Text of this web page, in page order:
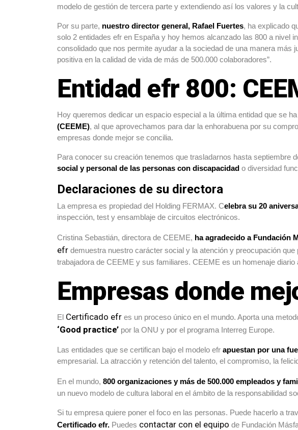
modelo de gestión de tercera parte y extendiendo así los valores y la
Por su parte, nuestro director general, Rafael Fuertes, ha explicado
solo 2 entidades efr en España y hoy hemos alcanzado las 800 a nivel
consolidado que nos permite ayudar a la sociedad de una manera
positiva en la calidad de vida de más de 500.000 colaboradores”.
Entidad efr 800:
Hoy queremos dedicar un espacio especial a la última entidad que se
(CEEME), al que aprovechamos para dar la enhorabuena por su
empresas donde mejor se concilia.
Para conocer su creación tenemos que trasladarnos hasta septiembre
social y personal de las personas con discapacidad o diversidad
Declaraciones de su directora
La empresa es propiedad del Holding FERMAX. Celebra su 20
inspección, test y ensamblaje de circuitos electrónicos.
Cristina Sebastián, directora de CEEME, ha agradecido a Fundación
efr demuestra nuestro carácter social y la atención y preocupación
trabajadora de CEEME y sus familiares. CEEME es un homenaje
Empresas donde
El Certificado efr es un proceso único en el mundo. Aporta una
‘Good practice’ por la ONU y por el programa Interreg Europe.
Las entidades que se certifican bajo el modelo efr apuestan por una
empresarial. La atracción y retención del talento, el compromiso, la
En el mundo, 800 organizaciones y más de 500.000 empleados y
un nuevo modelo de cultura laboral en el ámbito de la responsabilidad
Si tu empresa quiere poner el foco en las personas. Puede hacerlo a
Certificado efr. Puedes contactar con el equipo de Fundación